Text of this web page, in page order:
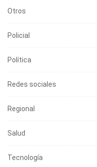
Otros
Policial
Política
Redes sociales
Regional
Salud
Tecnología